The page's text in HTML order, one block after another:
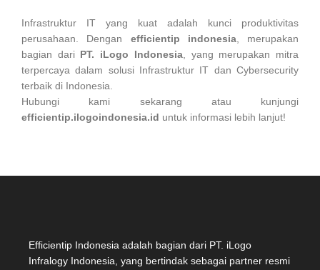
Infrastruktur IT yang kuat adalah kunci produktivitas
perusahaan. Dengan efficientip indonesia, merupakan
bagian dari PT. iLogo Indonesia, yang merupakan mitra
terpercaya dalam solusi Infrastruktur IT dan Cybersecurity
terbaik di Indonesia.
Hubungi kami sekarang atau kunjungi
efficientip.ilogoindonesia.id untuk informasi lebih lanjut!
Efficientip Indonesia adalah bagian dari PT. iLogo
Infralogy Indonesia, yang bertindak sebagai partner resmi